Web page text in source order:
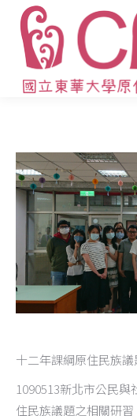
十二年課綱原住民族
1090513新北市公民
住民族議題之相關研